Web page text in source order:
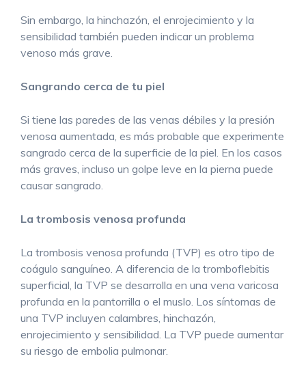
Sin embargo, la hinchazón, el enrojecimiento y la
sensibilidad también pueden indicar un problema
venoso más grave.
Sangrando cerca de tu piel
Si tiene las paredes de las venas débiles y la presión
venosa aumentada, es más probable que experimente
sangrado cerca de la superficie de la piel. En los casos
más graves, incluso un golpe leve en la pierna puede
causar sangrado.
La trombosis venosa profunda
La trombosis venosa profunda (TVP) es otro tipo de
coágulo sanguíneo. A diferencia de la tromboflebitis
superficial, la TVP se desarrolla en una vena varicosa
profunda en la pantorrilla o el muslo. Los síntomas de
una TVP incluyen calambres, hinchazón,
enrojecimiento y sensibilidad. La TVP puede aumentar
su riesgo de embolia pulmonar.